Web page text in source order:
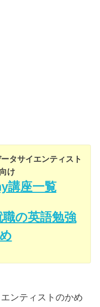
タサイエンティスト
け
講座一覧
の英語勉強
ンティストのかめ